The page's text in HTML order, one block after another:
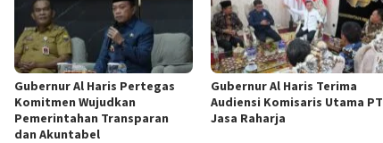
Gubernur Al Haris Pertegas
Komitmen Wujudkan
Pemerintahan Transparan
dan Akuntabel
Gubernur Al Haris Terima
Audiensi Komisaris Utama PT
Jasa Raharja